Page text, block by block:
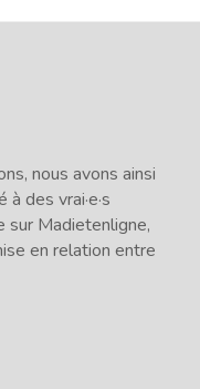
nous avons ainsi
des vrai·e·s
sur Madietenligne,
en relation entre